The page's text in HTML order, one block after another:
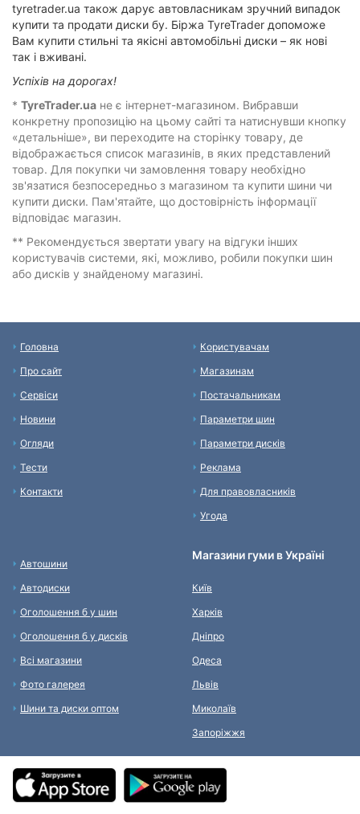
tyretrader.ua також дарує автовласникам зручний випадок
купити та продати диски бу. Біржа TyreTrader допоможе
Вам купити стильні та якісні автомобільні диски – як нові
так і вживані.
Успіхів на дорогах!
* TyreTrader.ua не є інтернет-магазином. Вибравши
конкретну пропозицію на цьому сайті та натиснувши кнопку
«детальніше», ви переходите на сторінку товару, де
відображається список магазинів, в яких представлений
товар. Для покупки чи замовлення товару необхідно
зв'язатися безпосередньо з магазином та купити шини чи
купити диски. Пам'ятайте, що достовірність інформації
відповідає магазин.
** Рекомендується звертати увагу на відгуки інших
користувачів системи, які, можливо, робили покупки шин
або дисків у знайденому магазині.
Головна
Про сайт
Сервіси
Новини
Огляди
Тести
Контакти
Користувачам
Магазинам
Постачальникам
Параметри шин
Параметри дисків
Реклама
Для правовласників
Угода
Автошини
Автодиски
Оголошення б у шин
Оголошення б у дисків
Всі магазини
Фото галерея
Шини та диски оптом
Магазини гуми в Україні
Київ
Харків
Дніпро
Одеса
Львів
Миколаїв
Запоріжжя